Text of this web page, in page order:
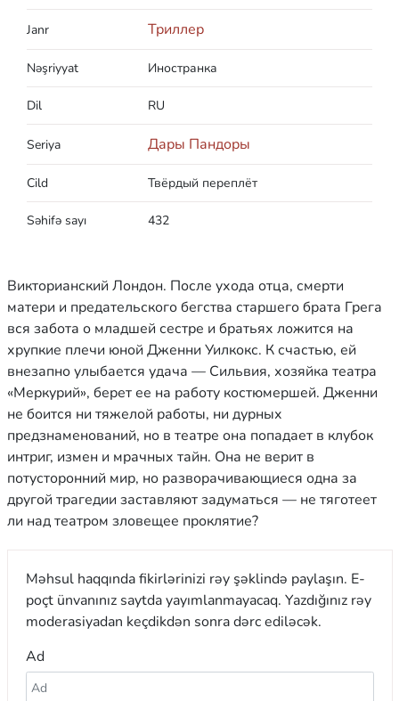
Janr Триллер
Nəşriyyat Иностранка
Dil RU
Seriya Дары Пандоры
Cild Твёрдый переплёт
Səhifə sayı 432
Викторианский Лондон. После ухода отца, смерти
матери и предательского бегства старшего брата Грега
вся забота о младшей сестре и братьях ложится на
хрупкие плечи юной Дженни Уилкокс. К счастью, ей
внезапно улыбается удача — Сильвия, хозяйка театра
«Меркурий», берет ее на работу костюмершей. Дженни
не боится ни тяжелой работы, ни дурных
предзнаменований, но в театре она попадает в клубок
интриг, измен и мрачных тайн. Она не верит в
потусторонний мир, но разворачивающиеся одна за
другой трагедии заставляют задуматься — не тяготеет
ли над театром зловещее проклятие?
Məhsul haqqında fikirlərinizi rəy şəklində paylaşın. E-
poçt ünvanınız saytda yayımlanmayacaq. Yazdığınız rəy
moderasiyadan keçdikdən sonra dərc ediləcək.
Ad